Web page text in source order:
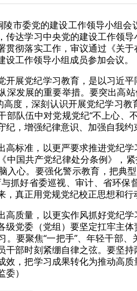
市委党的建设工作领导小组
传达学习中央党的建设工作领
贯彻落实工作，审议通过《关
工作领导小组成员参加会议。
开展党纪学习教育，是以习近
深发展的重要举措。要突出高
高度，深刻认识开展党纪学习
部队伍中对党规党纪“不上心、
纪，增强纪律意识、加强自我约
高标准，以更严要求推进党纪
中国共产党纪律处分条例》，
入心。要强化警示教育，把典
抓好省委巡视、审计、省环
，真正用党规党纪校正思想和行
高质量，以更实作风抓好党纪
级党委（党组）要坚定扛牢主
。要聚焦“一把手”、年轻干部
干部时刻紧绷自律之弦。要坚
效，把学习成果转化为推动高
）